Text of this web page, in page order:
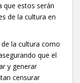
que estos serán
de la cultura en
la cultura como
que el
y generar
censurar